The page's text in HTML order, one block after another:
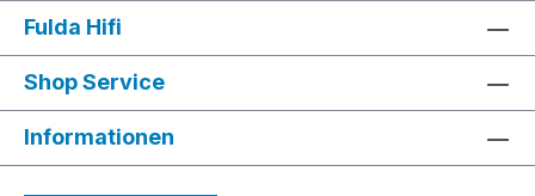
Fulda Hifi
Shop Service
Informationen